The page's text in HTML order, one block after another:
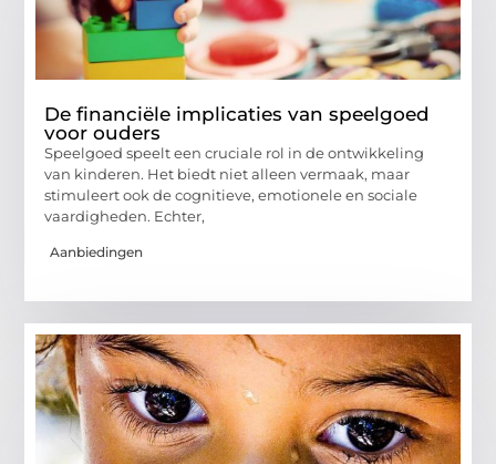
De financiële implicaties van speelgoed
voor ouders
Speelgoed speelt een cruciale rol in de ontwikkeling
van kinderen. Het biedt niet alleen vermaak, maar
stimuleert ook de cognitieve, emotionele en sociale
vaardigheden. Echter,
Aanbiedingen